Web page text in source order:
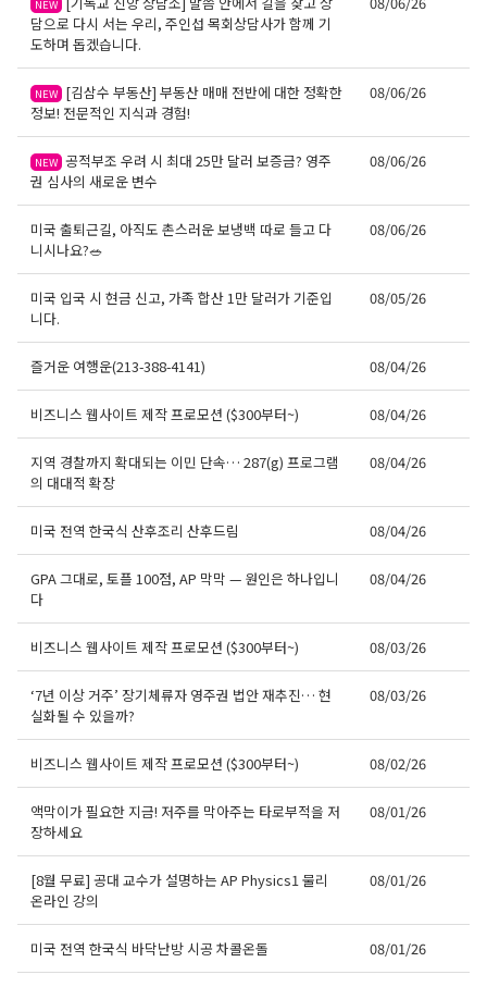
NEW
담으로 다시 서는 우리, 주인섭 목회상담사가 함께 기
도하며 돕겠습니다.
NEW [김삼수 부동산] 부동산 매매 전반에 대한 정확한
정보! 전문적인 지식과 경험!
08/06/26
NEW 공적부조 우려 시 최대 25만 달러 보증금? 영주
권 심사의 새로운 변수
08/06/26
미국 출퇴근길, 아직도 촌스러운 보냉백 따로 들고 다
니시나요?🥗
08/06/26
미국 입국 시 현금 신고, 가족 합산 1만 달러가 기준입
니다.
08/05/26
즐거운 여행운(213-388-4141) 08/04/26
비즈니스 웹사이트 제작 프로모션 ($300부터~) 08/04/26
지역 경찰까지 확대되는 이민 단속… 287(g) 프로그램
의 대대적 확장
08/04/26
미국 전역 한국식 산후조리 산후드림 08/04/26
GPA 그대로, 토플 100점, AP 막막 — 원인은 하나입니
다
08/04/26
비즈니스 웹사이트 제작 프로모션 ($300부터~) 08/03/26
‘7년 이상 거주’ 장기체류자 영주권 법안 재추진… 현
실화될 수 있을까?
08/03/26
비즈니스 웹사이트 제작 프로모션 ($300부터~) 08/02/26
액막이가 필요한 지금! 저주를 막아주는 타로부적을 저
장하세요
08/01/26
[8월 무료] 공대 교수가 설명하는 AP Physics1 물리
온라인 강의
08/01/26
미국 전역 한국식 바닥난방 시공 차콜온돌 08/01/26